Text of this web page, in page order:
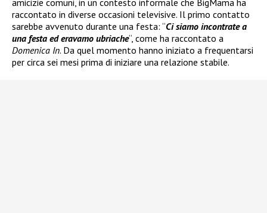
amicizie comuni, in un contesto informale che BigMama ha
raccontato in diverse occasioni televisive. Il primo contatto
sarebbe avvenuto durante una festa: “Ci siamo incontrate a
una festa ed eravamo ubriache“, come ha raccontato a
Domenica In. Da quel momento hanno iniziato a frequentarsi
per circa sei mesi prima di iniziare una relazione stabile.